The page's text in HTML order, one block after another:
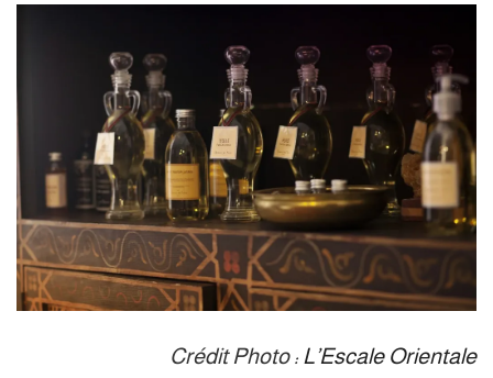
Crédit Photo : L’Escale Orientale